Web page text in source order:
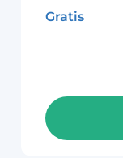
Gratis